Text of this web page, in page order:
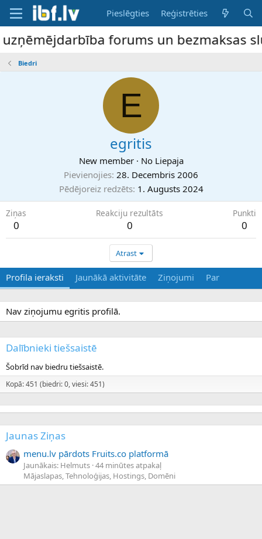
Pieslēgties Reģistrēties
forums un bezmaksas
Biedri
E
egritis
New member · No Liepaja
Pievienojies 28. Decembris 2006
Pēdējoreiz redzēts 1. Augusts 2024
Ziņas
0
Reakciju rezultāts
0
Punkti
0
Atrast
Profila ieraksti Jaunākā aktivitāte Ziņojumi Par
Nav ziņojumu egritis profilā.
Dalībnieki tiešsaistē
Šobrīd nav biedru tiešsaistē.
Kopā: 451 (biedri: 0, viesi: 451)
Jaunas Ziņas
menu.lv pārdots Fruits.co platformā
Jaunākais: Helmuts 44 minūtes atpakaļ
Mājaslapas, Tehnoloģijas, Hostings, Domēni